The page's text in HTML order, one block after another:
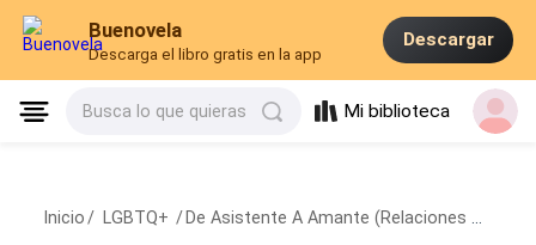
Buenovela
Descarga el libro gratis en la app
Descargar
Busca lo que quieras Mi biblioteca
Inicio / LGBTQ+ / De Asistente A Amante (Relaciones Complicadas Libro 2)